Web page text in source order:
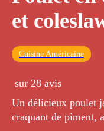
et
Cuisine Américaine
sur 28 avis
Un délicieux poulet
craquant de piment,